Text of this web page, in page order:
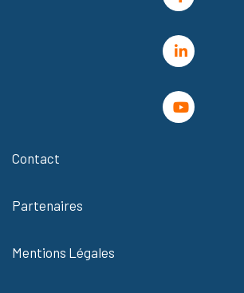
Contact
Partenaires
Mentions Légales